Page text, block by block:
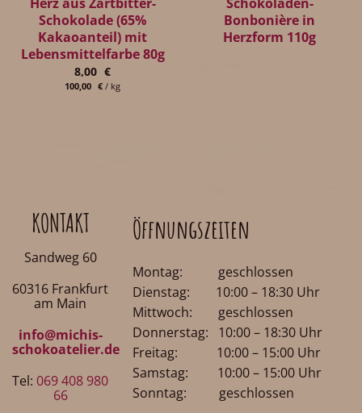
Schokolade (65%
Kakaoanteil) mit
Lebensmittelfarbe 80g
8,00 €
100,00 € / kg
Bonbonière in
Herzform 110g
KONTAKT
Sandweg 60
60316 Frankfurt
am Main
info@michis-
schokoatelier.de
Tel:069 408 980
66
Öffnungszeiten
Montag: geschlossen
Dienstag: 10:00 – 18:30 Uhr
Mittwoch: geschlossen
Donnerstag: 10:00 – 18:30 Uhr
Freitag: 10:00 – 15:00 Uhr
Samstag: 10:00 – 15:00 Uhr
Sonntag: geschlossen